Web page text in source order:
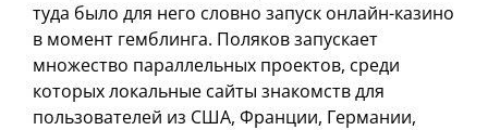
туда было для него словно запуск онлайн-казино
в момент гемблинга. Поляков запускает
множество параллельных проектов, среди
которых локальные сайты знакомств для
пользователей из США, Франции, Германии,